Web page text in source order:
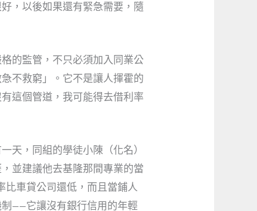
，以後如果還有緊急需要，隨
的監管，不只必須加入同業公
不救窮」。它不是讓人揮霍的
這個管道，我可能得去借利率
天，同組的學徒小陳（化名）
並建議他去基隆那間專業的當
比車貸公司還低，而且當鋪人
——它讓沒有銀行信用的年輕